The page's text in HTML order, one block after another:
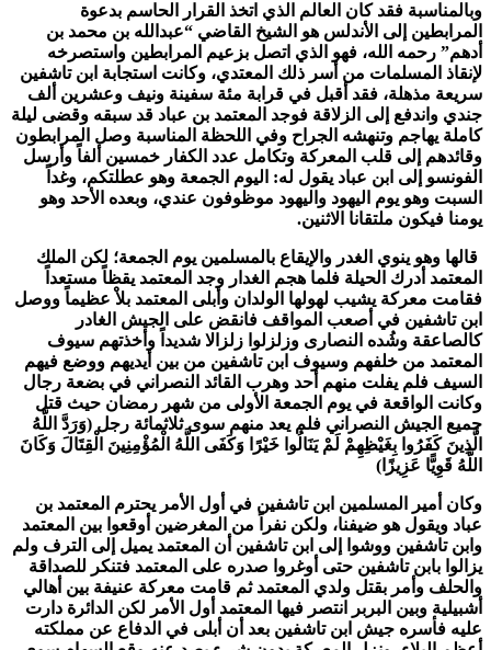
وبالمناسبة فقد كان العالم الذي اتخذ القرار الحاسم بدعوة
المرابطين إلى الأندلس هو الشيخ القاضي “عبدالله بن محمد بن
أدهم” رحمه الله، فهو الذي اتصل بزعيم المرابطين واستصرخه
لإنقاذ المسلمات من أسر ذلك المعتدي، وكانت استجابة ابن تاشفين
سريعة مذهلة، فقد أقبل في قرابة مئة سفينة ونيف وعشرين ألف
جندي واندفع إلى الزلاقة فوجد المعتمد بن عباد قد سبقه وقضى ليلة
كاملة يهاجم وتنهشه الجراح وفي اللحظة المناسبة وصل المرابطون
وقائدهم إلى قلب المعركة وتكامل عدد الكفار خمسين ألفاً وأرسل
الفونسو إلى ابن عباد يقول له: اليوم الجمعة وهو عطلتكم، وغداً
السبت وهو يوم اليهود واليهود موظوفون عندي، وبعده الأحد وهو
يومنا فيكون ملتقانا الاثنين.
قالها وهو ينوي الغدر والإيقاع بالمسلمين يوم الجمعة؛ لكن الملك
المعتمد أدرك الحيلة فلما هجم الغدار وجد المعتمد يقظاً مستعداً
فقامت معركة يشيب لهولها الولدان وأبلى المعتمد بلاْ عظيماً ووصل
ابن تاشفين في أصعب المواقف فانقض على الجيش الغادر
كالصاعقة وشُده النصارى وزلزلوا زلزالا شديداً وأخذتهم سيوف
المعتمد من خلفهم وسيوف ابن تاشفين من بين أيديهم ووضع فيهم
السيف فلم يفلت منهم أحد وهرب القائد النصراني في بضعة رجال
وكانت الواقعة في يوم الجمعة الأولى من شهر رمضان حيث قتل
جميع الجيش النصراني فلم يعد منهم سوى ثلاثمائة رجل (وَرَدَّ اللَّهُ
الَّذِينَ كَفَرُوا بِغَيْظِهِمْ لَمْ يَنَالُوا خَيْرًا وَكَفَى اللَّهُ الْمُؤْمِنِينَ الْقِتَالَ وَكَانَ
اللَّهُ قَوِيًّا عَزِيزًا)
وكان أمير المسلمين ابن تاشفين في أول الأمر يحترم المعتمد بن
عباد ويقول هو ضيفنا، ولكن نفراً من المغرضين أوقعوا بين المعتمد
وابن تاشفين ووشوا إلى ابن تاشفين أن المعتمد يميل إلى الترف ولم
يزالوا بابن تاشفين حتى أوغروا صدره على المعتمد فتنكر للصداقة
والحلف وأمر بقتل ولدي المعتمد ثم قامت معركة عنيفة بين أهالي
أشبيلية وبين البربر انتصر فيها المعتمد أول الأمر لكن الدائرة دارت
عليه فأسره جيش ابن تاشفين بعد أن أبلى في الدفاع عن مملكته